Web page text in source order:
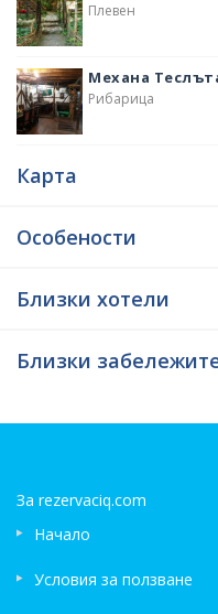
Плевен
Механа
Рибарица
Карта
Особености
Близки хотели
Близки
За rezervaciq.com
Начало
Условия за ползване